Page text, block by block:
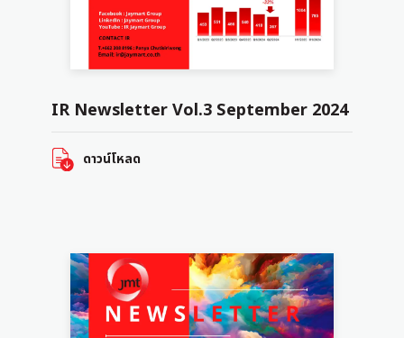
IR Newsletter Vol.3 September 2024
ดาวน์โหลด